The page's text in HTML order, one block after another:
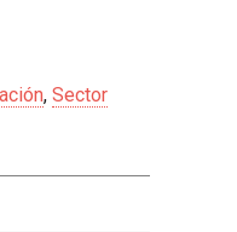
, Sector